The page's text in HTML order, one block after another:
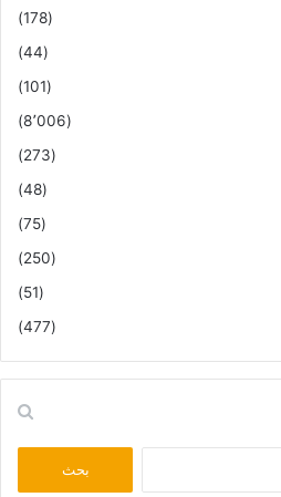
(178)
(44)
(101)
(8٬006)
(273)
(48)
(75)
(250)
(51)
(477)